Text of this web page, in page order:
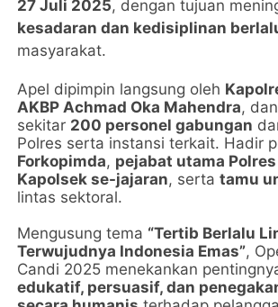
27 Juli 2025, dengan tujuan
kesadaran dan kedisiplinan
masyarakat.
Apel dipimpin langsung oleh
AKBP Achmad Oka Mahendra,
sekitar 200 personel gabungan
Polres serta instansi terkait. Hadir
Forkopimda, pejabat utama
Kapolsek se-jajaran, sertatamu
lintas sektoral.
Mengusung tema “Tertib Berlalu
Terwujudnya Indonesia Emas”,
Candi 2025 menekankan
edukatif, persuasif, dan